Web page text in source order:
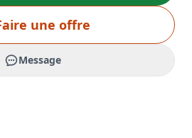
une offre
Message